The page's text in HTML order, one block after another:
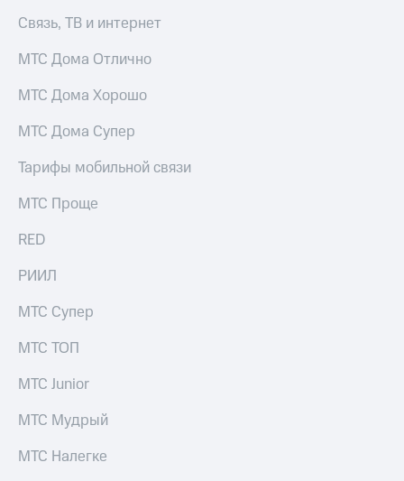
Связь, ТВ и интернет
МТС Дома Отлично
МТС Дома Хорошо
МТС Дома Супер
Тарифы мобильной связи
МТС Проще
RED
РИИЛ
МТС Супер
МТС ТОП
МТС Junior
МТС Мудрый
МТС Налегке